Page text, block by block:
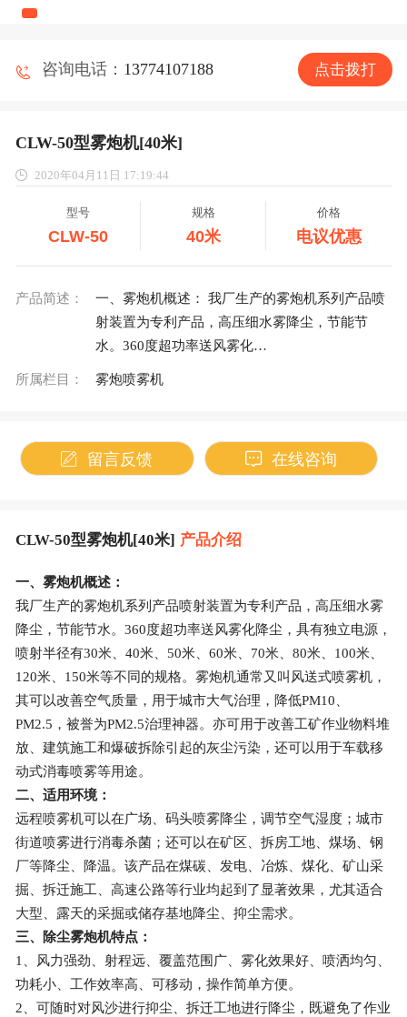
点击拨打
咨询电话： 13774107188
CLW-50型雾炮机[40米]
2020年04月11日 17:19:44
型号
CLW-50
规格
40米
价格
电议优惠
产品简述：
一、雾炮机概述： 我厂生产的雾炮机系列产品喷
射装置为专利产品，高压细水雾降尘，节能节
水。360度超功率送风雾化…
所属栏目： 雾炮喷雾机
留言反馈 在线咨询
CLW-50型雾炮机[40米] 产品介绍
一、 雾炮机概述：
我厂生产的雾炮机系列产品喷射装置为专利产品，高压细水雾
降尘，节能节水。360度超功率送风雾化降尘，具有独立电源，
喷射半径有30米、40米、50米、60米、70米、80米、100米、
120米、150米等不同的规格。雾炮机通常又叫风送式喷雾机，
其可以改善空气质量，用于城市大气治理，降低PM10、
PM2.5，被誉为PM2.5治理神器。亦可用于改善工矿作业物料堆
放、建筑施工和爆破拆除引起的灰尘污染，还可以用于车载移
动式消毒喷雾等用途。
二、适用环境：
远程喷雾机可以在广场、码头喷雾降尘，调节空气湿度；城市
街道喷雾进行消毒杀菌；还可以在矿区、拆房工地、煤场、钢
厂等降尘、降温。该产品在煤碳、发电、冶炼、煤化、矿山采
掘、拆迁施工、高速公路等行业均起到了显著效果，尤其适合
大型、露天的采掘或储存基地降尘、抑尘需求。
三、除尘雾炮机特点：
1、风力强劲、射程远、覆盖范围广、雾化效果好、喷洒均匀、
功耗小、工作效率高、可移动，操作简单方便。
2、可随时对风沙进行抑尘、拆迁工地进行降尘，既避免了作业